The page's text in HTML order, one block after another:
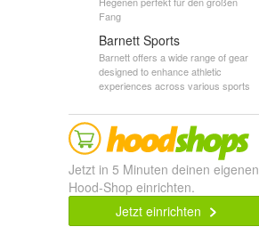
Fang
Barnett Sports
Barnett offers a wide range of gear
designed to enhance athletic
experiences across various sports
Jetzt in 5 Minuten deinen eigenen
Hood-Shop einrichten.
Jetzt einrichten